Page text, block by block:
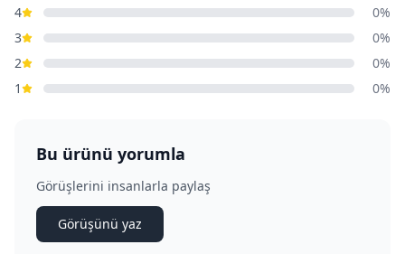
4
0%
3
0%
2
0%
1
0%
Bu ürünü yorumla
Görüşlerini insanlarla paylaş
Görüşünü yaz